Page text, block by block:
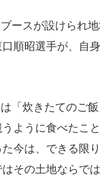
ースが設けられ
順昭選手が、自
「炊きたてのご
ように食べたこ
今は、できる限
その土地ならで